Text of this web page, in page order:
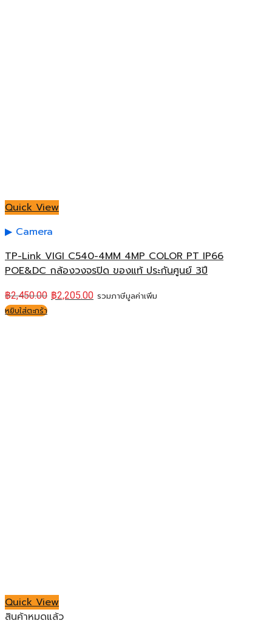
Quick View
Camera
TP-Link VIGI C540-4MM 4MP COLOR PT IP66
POE&DC กล้องวงจรปิด ของแท้ ประกันศูนย์ 3ปี
฿2,450.00 ฿2,205.00 รวมภาษีมูลค่าเพิ่ม
หยิบใส่ตะกร้า
Quick View
สินค้าหมดแล้ว